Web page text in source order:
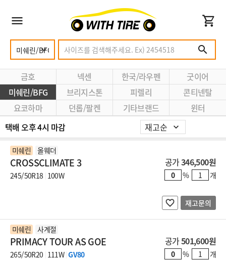
금호 넥센 한국/라우펜
굿이어
미쉐린/BFG
브리지스톤 피렐리
콘티넨탈
요코하마
던롭/팔켄 기타브랜드
윈터
택배 오후 4시 마감
미쉐린 올웨더
CROSSCLIMATE 3
245/50R18 100W
공가346,500원
% 개
재고문의
미쉐린 사계절
PRIMACY TOUR AS GOE
265/50R20 111W GV80
공가501,600원
% 개